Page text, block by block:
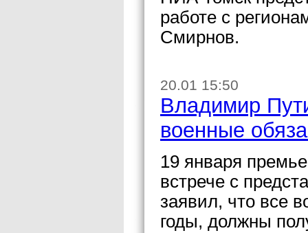
работе с
Смирнов.
20.01 15:50
Владимир
военные
19 января
встрече с
заявил, что все
годы, должны